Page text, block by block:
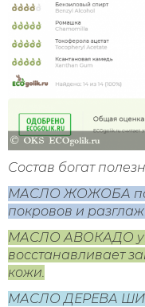
Состав богат
МАСЛО ЖОЖОБА
покровов и
МАСЛО АВОКАДО
восстанавливает
кожи.
МАСЛО ДЕРЕВА ШИ